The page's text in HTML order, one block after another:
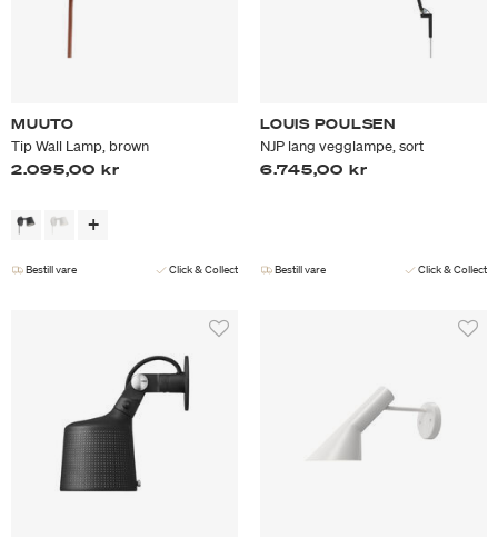
MUUTO
Tip Wall Lamp, brown
2.095,00 kr
Bestill vare Click & Collect
LOUIS POULSEN
NJP lang vegglampe, sort
6.745,00 kr
Bestill vare Click & Collect